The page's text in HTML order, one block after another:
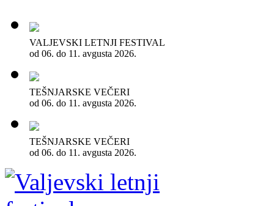
VALJEVSKI LETNJI FESTIVAL
od 06. do 11. avgusta 2026.
TEŠNJARSKE VEČERI
od 06. do 11. avgusta 2026.
TEŠNJARSKE VEČERI
od 06. do 11. avgusta 2026.